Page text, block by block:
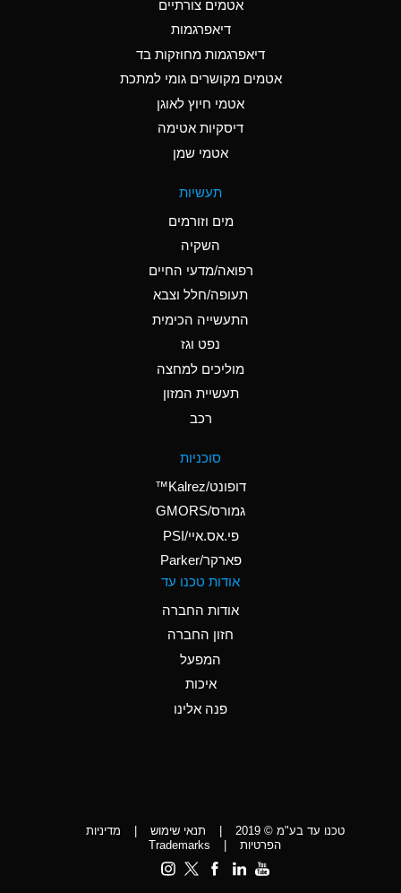
Ammonia Anhydrous
C
Ammonia Gas (cold)
A
Ammonia Gas (hot)
Ammonium Hydroxide
A
Ammonium Nitrate
Ammonium Nitrite
Ammonium Persulfate
Ammonium Phosphate
A
Ammonium Sulfate
*
Amyl Acetate (Banana
Aniline
D
Aniline Dyes
C
אטמים צורתיים
דיאפרגמות
דיאפרגמות מחוזקות בד
אטמים מקושרים גומי למתכת
אטמי חיוץ לאוגן
דיסקיות אטימה
אטמי שמן
תעשיות
מים וזורמים
השקיה
רפואה/מדעי החיים
תעופה/חלל וצבא
התעשייה הכימית
נפט וגז
מוליכים למחצה
תעשיית המזון
רכב
סוכניות
דופונט/Kalrez™
גמורס/GMORS
פי.אס.איי/PSI
פארקר/Parker
אודות טכנו עד
אודות החברה
חזון החברה
המפעל
איכות
פנה אלינו
טכנו עד בע"מ © 2019 | תנאי שימוש |
מדיניות
הפרטיות
|
Trademarks